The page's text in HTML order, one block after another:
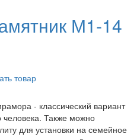
М1-14
товар
- классический вариант
Также можно
для установки на семейное